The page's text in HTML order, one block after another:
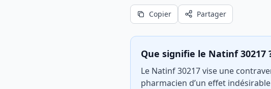
Copier Partager
Que signifie le Natinf 30217
Le Natinf 30217 vise une
pharmacien d’un effet